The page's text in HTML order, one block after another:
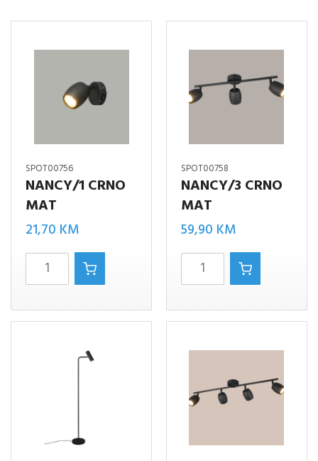
SPOT00756
NANCY/1 CRNO
MAT
21,70 KM
NANCY/1
CRNO
MAT
količina
SPOT00758
NANCY/3 CRNO
MAT
59,90 KM
NANCY/3
CRNO
MAT
količina